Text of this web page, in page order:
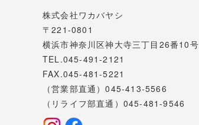
株式会社ワカバヤシ
〒221-0801
横浜市神奈川区神大寺三丁目26番10号
TEL.045-491-2121
FAX.045-481-5221
（営業部直通）045-413-5566
（リライフ部直通）045-481-9546